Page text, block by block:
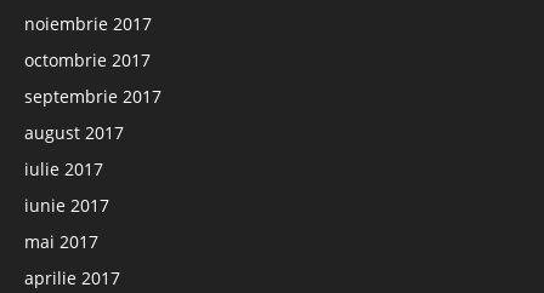
noiembrie 2017
octombrie 2017
septembrie 2017
august 2017
iulie 2017
iunie 2017
mai 2017
aprilie 2017